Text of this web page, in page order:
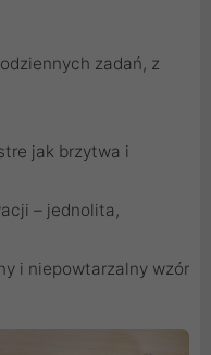
zadań, z
jak brzytwa i
– jednolita,
i niepowtarzalny wzór